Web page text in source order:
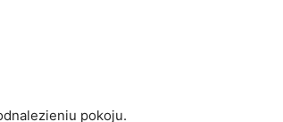
pokoju.